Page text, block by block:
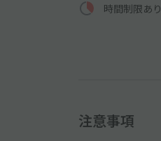
時間制限あり
注意事項